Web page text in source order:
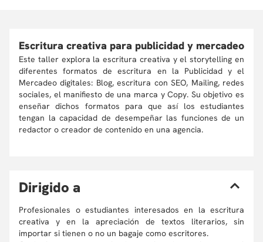
Escritura creativa para publicidad y mercadeo
Este taller explora la escritura creativa y el storytelling en
diferentes formatos de escritura en la Publicidad y el
Mercadeo digitales: Blog, escritura con SEO, Mailing, redes
sociales, el manifiesto de una marca y Copy. Su objetivo es
enseñar dichos formatos para que así los estudiantes
tengan la capacidad de desempeñar las funciones de un
redactor o creador de contenido en una agencia.
Dirigido a
Profesionales o estudiantes interesados en la escritura
creativa y en la apreciación de textos literarios, sin
importar si tienen o no un bagaje como escritores.